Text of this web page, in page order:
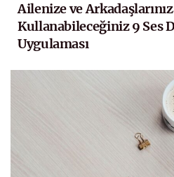
Ailenize ve
Kullanabileceğiniz 9 Ses
Uygulaması